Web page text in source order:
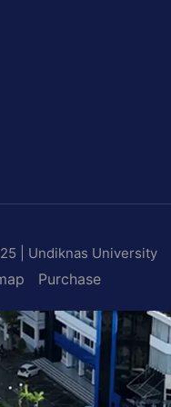
| Undiknas University
Purchase